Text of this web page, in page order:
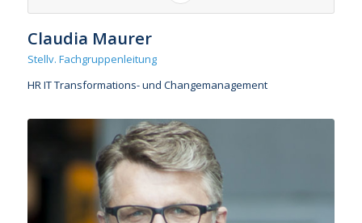
Claudia Maurer
Stellv. Fachgruppenleitung
HR IT Transformations- und Changemanagement